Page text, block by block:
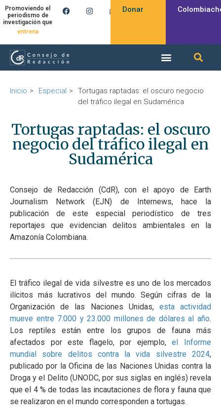
Promoviendo el
periodismo de
investigación que
entrena
Donar
Inicio Especial
Tortugas raptadas: el oscuro negocio
del tráfico ilegal en Sudamérica
Tortugas raptadas: el oscuro
negocio del tráfico ilegal en
Sudamérica
Consejo de Redacción (CdR), con el apoyo de Earth
Journalism Network (EJN) de Internews, hace la
publicación de este especial periodístico de tres
reportajes que evidencian delitos ambientales en la
Amazonía Colombiana.
El tráfico ilegal de vida silvestre es uno de los mercados
ilícitos más lucrativos del mundo. Según cifras de la
Organización de las Naciones Unidas, esta actividad
mueve entre 7.000 y 23.000 millones de dólares al año.
Los reptiles están entre los grupos de fauna más
afectados por este flagelo, por ejemplo,el Informe
mundial sobre delitos contra la vida silvestre 2024,
publicado por la Oficina de las Naciones Unidas contra la
Droga y el Delito (UNODC, por sus siglas en inglés) revela
que el 4 % de todas las incautaciones de flora y fauna que
se realizaron en el mundo corresponden a tortugas.